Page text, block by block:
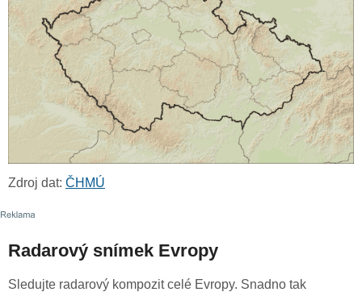
Zdroj dat: ČHMÚ
Radarový snímek Evropy
Sledujte radarový kompozit celé Evropy. Snadno tak